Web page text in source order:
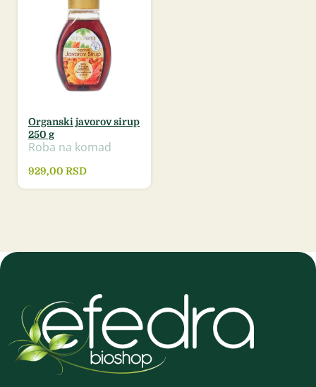
Organski javorov sirup
250 g
Roba na komad
929,00 RSD